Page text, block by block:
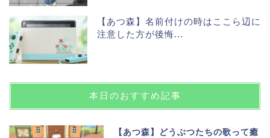
【あつ森】名前付けの時はここら辺に
注意した方が後悔...
本日のおすすめ記事
【あつ森】どうぶつたちの歌って癒